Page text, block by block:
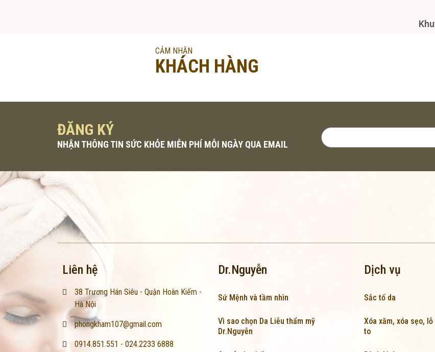
CẢM NHẬN
KHÁCH HÀNG
ĐĂNG KÝ
NHẬN THÔNG TIN SỨC KHỎE MIỄN PHÍ MỖI NGÀY QUA EMAIL
Liên hệ
38 Trương Hán Siêu - Quận Hoàn Kiếm -
Hà Nội
phongkham107@gmail.com
0914.851.551 - 024.2233 6888
Dr.Nguyễn
Sứ Mệnh và tầm nhìn
Vì sao chọn Da Liễu thẩm mỹ
Dr.Nguyễn
Dịch vụ
Sắc tố da
Xóa xăm, xóa sẹo,
to